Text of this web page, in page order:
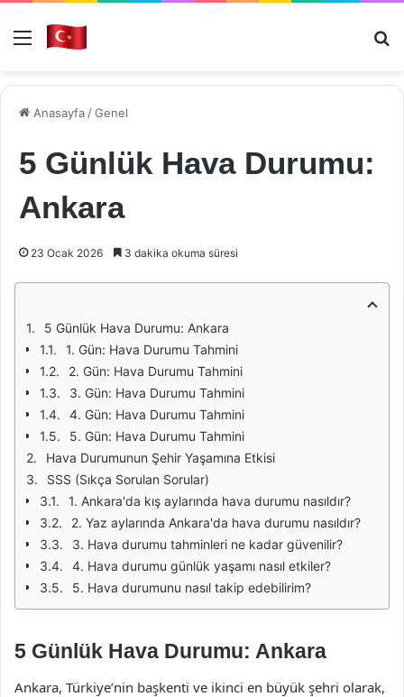
Menü
Anasayfa /Genel
5 Günlük Hava Durumu:
Ankara
23 Ocak 2026 3 dakika okuma süresi
5 Günlük Hava Durumu: Ankara
1. Gün: Hava Durumu Tahmini
2. Gün: Hava Durumu Tahmini
3. Gün: Hava Durumu Tahmini
4. Gün: Hava Durumu Tahmini
5. Gün: Hava Durumu Tahmini
Hava Durumunun Şehir Yaşamına Etkisi
SSS (Sıkça Sorulan Sorular)
1. Ankara'da kış aylarında hava durumu nasıldır?
2. Yaz aylarında Ankara'da hava durumu nasıldır?
3. Hava durumu tahminleri ne kadar güvenilir?
4. Hava durumu günlük yaşamı nasıl etkiler?
5. Hava durumunu nasıl takip edebilirim?
5 Günlük Hava Durumu: Ankara
Ankara, Türkiye’nin başkenti ve ikinci en büyük şehri olarak,